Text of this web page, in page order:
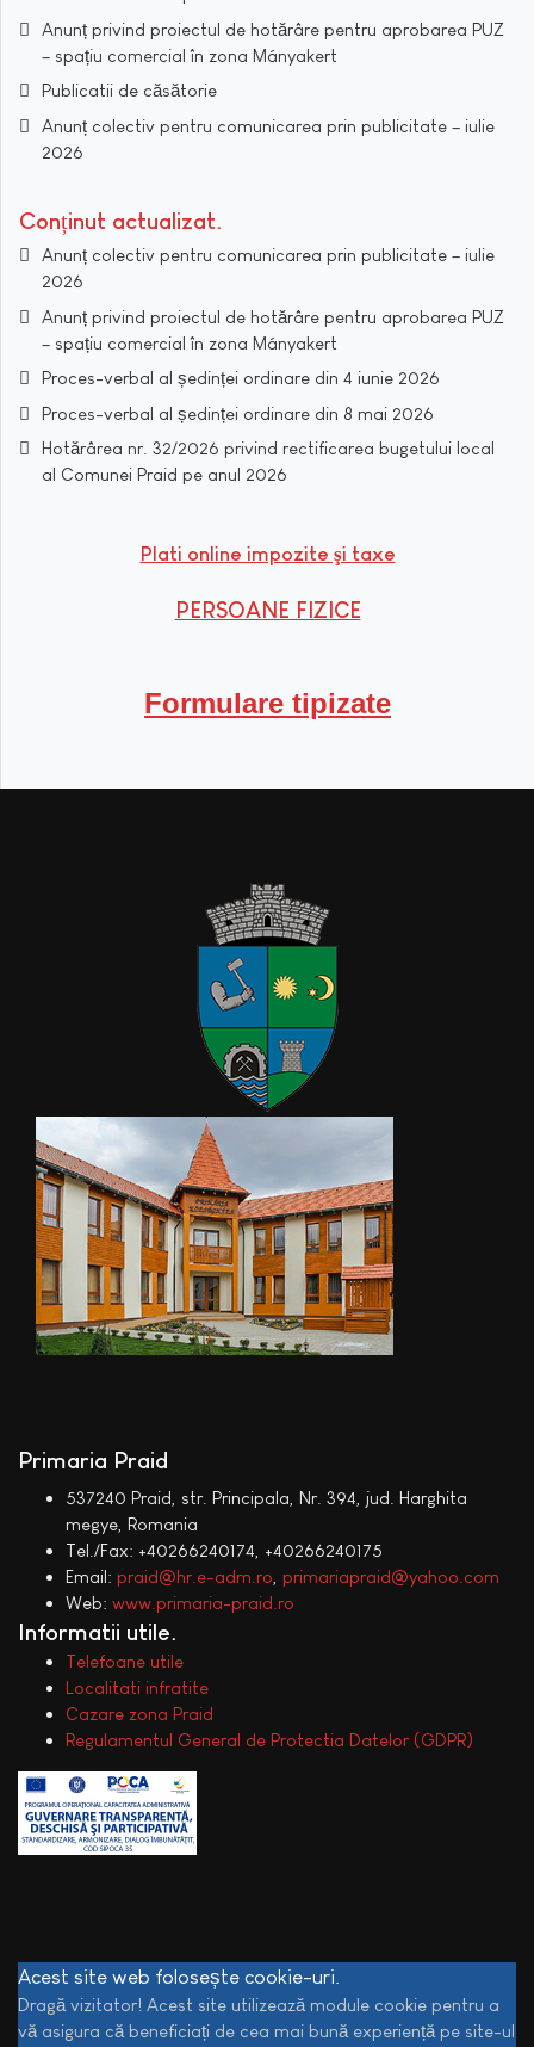
Anunț privind proiectul de hotărâre pentru aprobarea PUZ
– spațiu comercial în zona Mányakert
Publicatii de căsătorie
Anunț colectiv pentru comunicarea prin publicitate – iulie
2026
Conținut actualizat
Anunț colectiv pentru comunicarea prin publicitate – iulie
2026
Anunț privind proiectul de hotărâre pentru aprobarea PUZ
– spațiu comercial în zona Mányakert
Proces-verbal al ședinței ordinare din 4 iunie 2026
Proces-verbal al ședinței ordinare din 8 mai 2026
Hotărârea nr. 32/2026 privind rectificarea bugetului local
al Comunei Praid pe anul 2026
Plati online impozite şi taxe
PERSOANE FIZICE
Formulare tipizate
Primaria Praid
537240 Praid, str. Principala, Nr. 394, jud. Harghita
megye, Romania
Tel./Fax: +40266240174, +40266240175
Email: praid@hr.e-adm.ro primariapraid@yahoo.com
Web: www.primaria-praid.ro
Informatii utile
Telefoane utile
Localitati infratite
Cazare zona Praid
Regulamentul General de Protectia Datelor (GDPR)
Acest site web folosește cookie-uri.
Dragă vizitator! Acest site utilizează module cookie pentru a
vă asigura că beneficiați de cea mai bună experiență pe site-ul